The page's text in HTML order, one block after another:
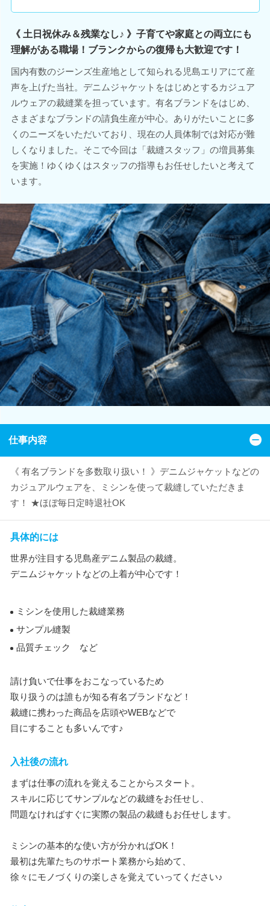
《 土日祝休み＆残業なし♪ 》子育てや家庭との両立にも
理解がある職場！ブランクからの復帰も大歓迎です！
国内有数のジーンズ生産地として知られる児島エリアにて産
声を上げた当社。デニムジャケットをはじめとするカジュア
ルウェアの裁縫業を担っています。有名ブランドをはじめ、
さまざまなブランドの請負生産が中心。ありがたいことに多
くのニーズをいただいており、現在の人員体制では対応が難
しくなりました。そこで今回は「裁縫スタッフ」の増員募集
を実施！ゆくゆくはスタッフの指導もお任せしたいと考えて
います。
仕事内容
《 有名ブランドを多数取り扱い！ 》デニムジャケットなどの
カジュアルウェアを、ミシンを使って裁縫していただきま
す！ ★ほぼ毎日定時退社OK
具体的には
世界が注目する児島産デニム製品の裁縫。
デニムジャケットなどの上着が中心です！
ミシンを使用した裁縫業務
サンプル縫製
品質チェック など
請け負いで仕事をおこなっているため
取り扱うのは誰もが知る有名ブランドなど！
裁縫に携わった商品を店頭やWEBなどで
目にすることも多いんです♪
入社後の流れ
まずは仕事の流れを覚えることからスタート。
スキルに応じてサンプルなどの裁縫をお任せし、
問題なければすぐに実際の製品の裁縫もお任せします。
ミシンの基本的な使い方が分かればOK！
最初は先輩たちのサポート業務から始めて、
徐々にモノづくりの楽しさを覚えていってください♪